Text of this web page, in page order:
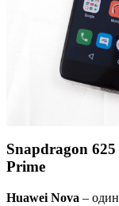
Snapdragon
Prime
Huawei Nova –